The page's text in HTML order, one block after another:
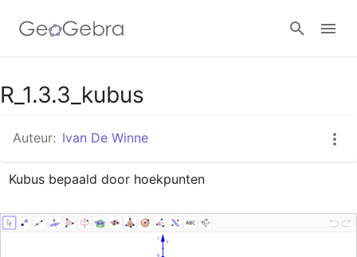
Google Classroom
GeoGebra Klaslokaal
R_1.3.3_kubus
Auteur: Ivan De Winne
Kubus bepaald door hoekpunten